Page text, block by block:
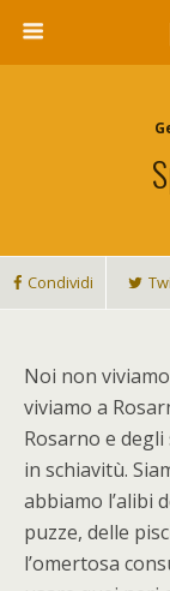
Condividi
Noi non
viviamo a
Rosarno e
in schiavitù.
abbiamo l’alibi
puzze, delle
l’omertosa